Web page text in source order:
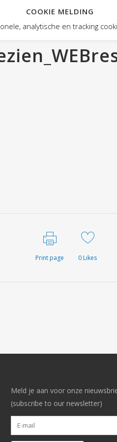
Print page 0Likes
Meld je aan voor onze
(subscribe to our newsletter)
COOKIE MELDING
analytische en tracking